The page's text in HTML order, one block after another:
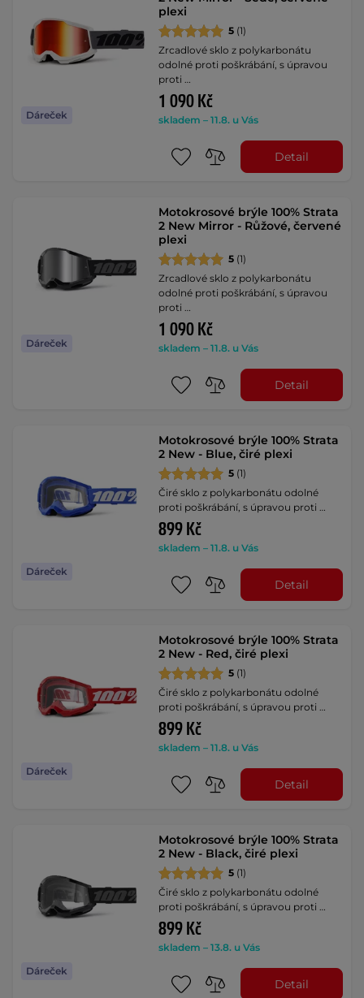
Dáreček
plexi
5 (1)
Zrcadlové sklo z polykarbonátu
odolné proti poškrábání, s úpravou
proti …
1 090 Kč
skladem – 11.8. u Vás
Detail
Dáreček
Motokrosové brýle 100% Strata
2 New Mirror - Růžové, červené
plexi
5 (1)
Zrcadlové sklo z polykarbonátu
odolné proti poškrábání, s úpravou
proti …
1 090 Kč
skladem – 11.8. u Vás
Detail
Dáreček
Motokrosové brýle 100% Strata
2 New - Blue, čiré plexi
5 (1)
Čiré sklo z polykarbonátu odolné
proti poškrábání, s úpravou proti …
899 Kč
skladem – 11.8. u Vás
Detail
Dáreček
Motokrosové brýle 100% Strata
2 New - Red, čiré plexi
5 (1)
Čiré sklo z polykarbonátu odolné
proti poškrábání, s úpravou proti …
899 Kč
skladem – 11.8. u Vás
Detail
Dáreček
Motokrosové brýle 100% Strata
2 New - Black, čiré plexi
5 (1)
Čiré sklo z polykarbonátu odolné
proti poškrábání, s úpravou proti …
899 Kč
skladem – 13.8. u Vás
Detail